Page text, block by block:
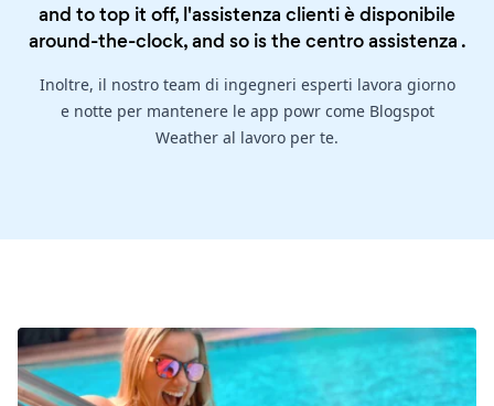
and to top it off, l'assistenza clienti è disponibile
around-the-clock, and so is thecentro assistenza .
Inoltre, il nostro team di ingegneri esperti lavora giorno
e notte per mantenere le app powr come Blogspot
Weather al lavoro per te.